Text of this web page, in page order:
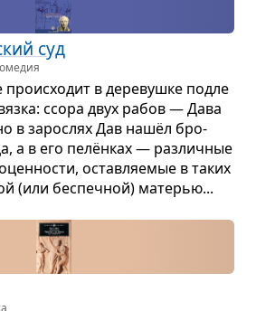
суд
про­ис­хо­дит в дере­вушке подле
ссора двух рабов — Дава
в зарос­лях Дав нашёл бро­
а в его пелён­ках — раз­лич­ные
остав­ля­е­мые в таких
(или бес­печ­ной) мате­рью...